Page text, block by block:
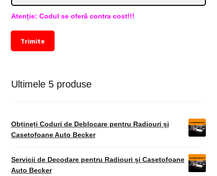
Atenție: Codul se oferă contra cost!!!
Trimite
Ultimele 5 produse
Obțineți Coduri de Deblocare pentru Radiouri și
Casetofoane Auto Becker
Servicii de Decodare pentru Radiouri și Casetofoane
Auto Becker